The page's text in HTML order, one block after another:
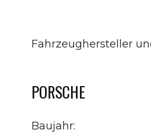
Fahrzeughersteller
PORSCHE
Baujahr: